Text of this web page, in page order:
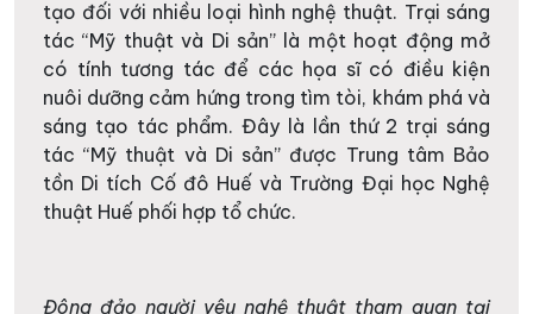
tạo đối với nhiều loại hình nghệ thuật. Trại sáng
tác “Mỹ thuật và Di sản” là một hoạt động mở
có tính tương tác để các họa sĩ có điều kiện
nuôi dưỡng cảm hứng trong tìm tòi, khám phá và
sáng tạo tác phẩm. Đây là lần thứ 2 trại sáng
tác “Mỹ thuật và Di sản” được Trung tâm Bảo
tồn Di tích Cố đô Huế và Trường Đại học Nghệ
thuật Huế phối hợp tổ chức.
Đông đảo người yêu nghệ thuật tham quan tại